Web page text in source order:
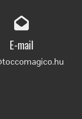
E-mail